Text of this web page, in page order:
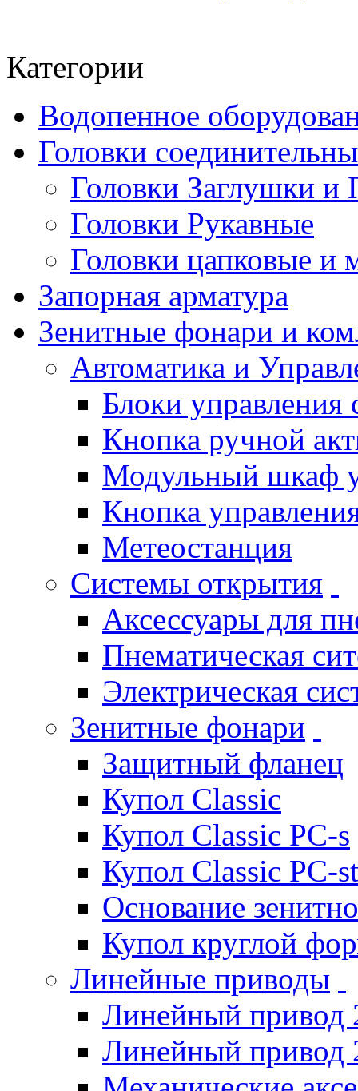
Категории
Водопенное
Головки
Головки Заглушки и
Головки Рукавные
Головки цапковые и
Запорная арматура
Зенитные фонари и
Автоматика и
Блоки
Кнопка ручной
Модульный шкаф
Кнопка
Метеостанция
Системы открытия
Аксессуары для
Пнематическая
Электрическая
Зенитные фонари
Защитный фланец
Купол Classic
Купол Classic PC-s
Купол Classic PC-st
Основание
Купол круглой
Линейные приводы
Линейный привод
Линейный привод